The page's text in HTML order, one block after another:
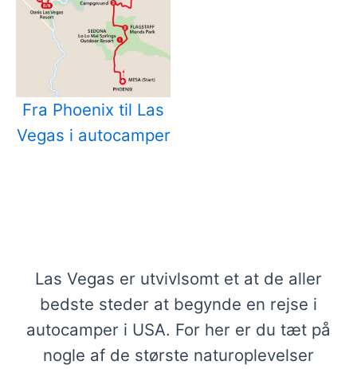
Fra Phoenix til Las
Vegas i autocamper
Las Vegas er utvivlsomt et at de aller
bedste steder at begynde en rejse i
autocamper i USA. For her er du tæt på
nogle af de største naturoplevelser